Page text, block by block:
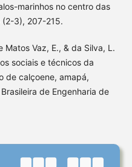
marinhos no centro das
(2-3), 207-215.
Matos Vaz, E., & da Silva, L.
sociais e técnicos da
de calçoene, amapá,
de Engenharia de